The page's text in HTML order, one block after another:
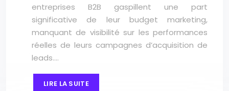
entreprises B2B gaspillent une part
significative de leur budget marketing,
manquant de visibilité sur les performances
réelles de leurs campagnes d’acquisition de
leads….
LIRE LA SUITE